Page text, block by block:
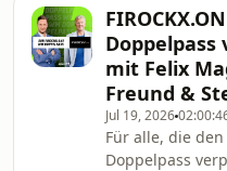
Doppelpass
mit Felix
Freund &
Jul 19, 2026
Für alle, die den
Doppelpass